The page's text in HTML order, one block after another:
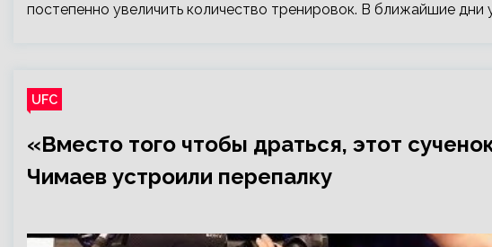
постепенно увеличить количество тренировок. В ближайшие дни
UFC
«Вместо того чтобы драться, этот
Чимаев устроили перепалку